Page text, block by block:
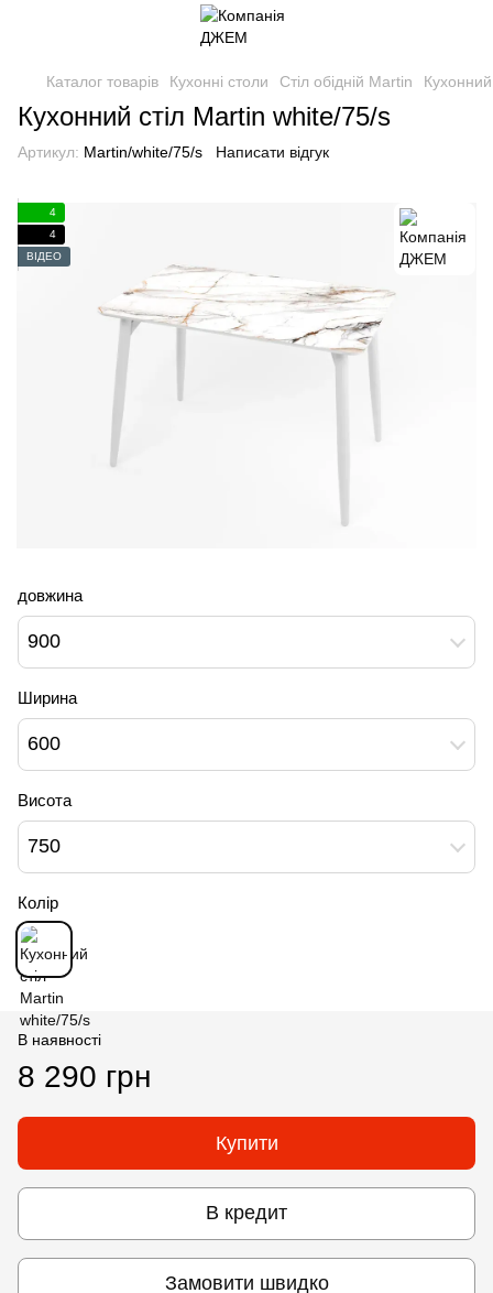
Каталог товарів Кухонні столи Стіл обідній Martin
Кухонний стіл Martin white/75/s
Артикул: Martin/white/75/s Написати відгук
4
4
ВІДЕО
довжина
900
Ширина
600
Висота
750
Колір
В наявності
8 290 грн
Купити
В кредит
Замовити швидко